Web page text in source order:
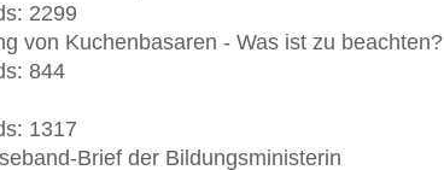
2299
von Kuchenbasaren - Was ist zu beachten?
844
1317
Brief der Bildungsministerin